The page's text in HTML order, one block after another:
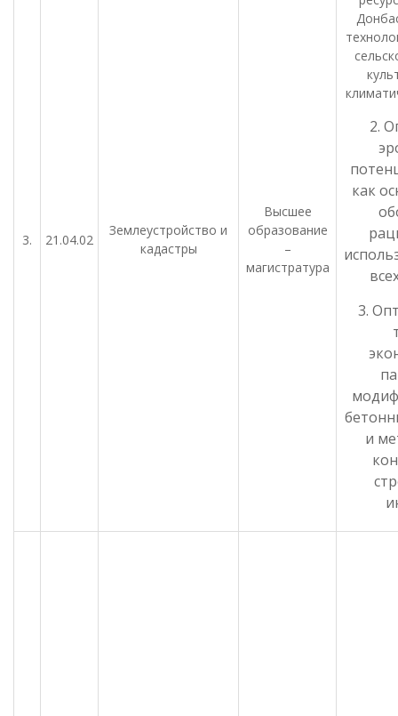
3. 21.04.02
Землеустройство и
кадастры
Высшее
образование
–
магистратура
2.
как
3.
и